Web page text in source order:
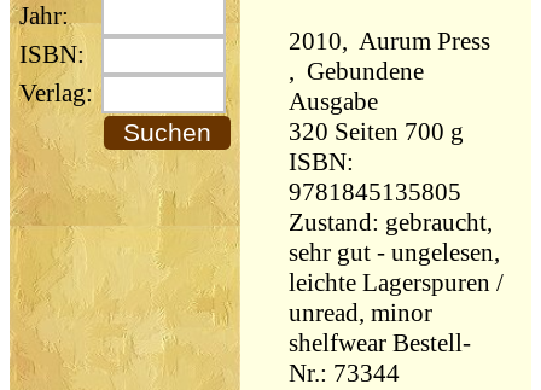
Jahr:
ISBN:
Verlag:
2010, Aurum Press
, Gebundene
Ausgabe
320 Seiten 700 g
ISBN:
9781845135805
Zustand: gebraucht,
sehr gut - ungelesen,
leichte Lagerspuren /
unread, minor
shelfwear Bestell-
Nr.: 73344